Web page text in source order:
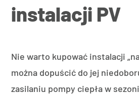
instalacji PV
Nie warto kupować instalacji
można dopuścić do jej
zasilaniu pompy ciepła w